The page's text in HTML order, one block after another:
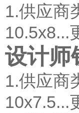
1.供应商
10.5x8...
设计师
1.供应商
10x7.5...